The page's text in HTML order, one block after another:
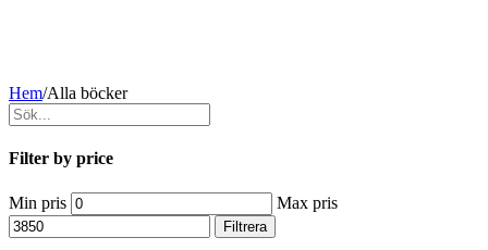
Hem/Alla böcker
Filter by price
Min pris Max pris
Filtrera